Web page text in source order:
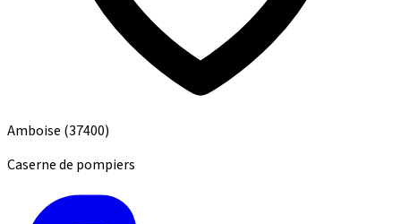
Amboise (37400)
Caserne de pompiers